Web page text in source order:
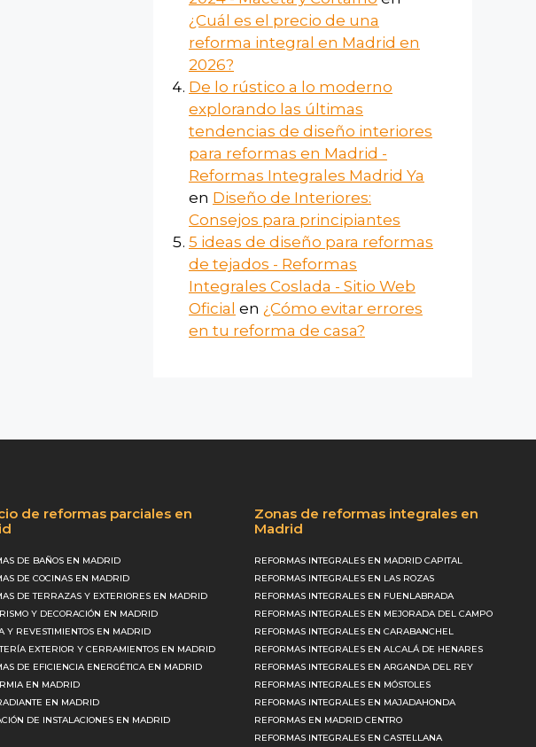
¿Cuál es el precio de una
reforma integral en Madrid en
2026?
De lo rústico a lo moderno
explorando las últimas
tendencias de diseño interiores
para reformas en Madrid -
Reformas Integrales Madrid Ya
en Diseño de Interiores:
Consejos para principiantes
5 ideas de diseño para reformas
de tejados - Reformas
Integrales Coslada - Sitio Web
Oficial en ¿Cómo evitar errores
en tu reforma de casa?
de reformas parciales en
DE BAÑOS EN MADRID
DE COCINAS EN MADRID
DE TERRAZAS Y EXTERIORES EN MADRID
Y DECORACIÓN EN MADRID
Y REVESTIMIENTOS EN MADRID
EXTERIOR Y CERRAMIENTOS EN MADRID
DE EFICIENCIA ENERGÉTICA EN MADRID
EN MADRID
EN MADRID
DE INSTALACIONES EN MADRID
Zonas de reformas integrales en
Madrid
REFORMAS INTEGRALES EN MADRID CAPITAL
REFORMAS INTEGRALES EN LAS ROZAS
REFORMAS INTEGRALES EN FUENLABRADA
REFORMAS INTEGRALES EN MEJORADA DEL CAMPO
REFORMAS INTEGRALES EN CARABANCHEL
REFORMAS INTEGRALES EN ALCALÁ DE HENARES
REFORMAS INTEGRALES EN ARGANDA DEL REY
REFORMAS INTEGRALES EN MÓSTOLES
REFORMAS INTEGRALES EN MAJADAHONDA
REFORMAS EN MADRID CENTRO
REFORMAS INTEGRALES EN CASTELLANA